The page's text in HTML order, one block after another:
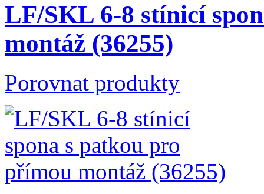
LF/SKL 6-8 stínicí
montáž (36255)
Porovnat produkty